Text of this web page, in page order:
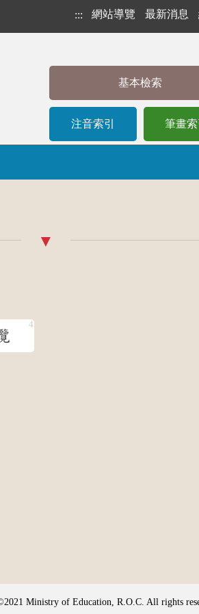
::: 網站導覽 最新消息
基本檢索
注音索引 筆畫索
Ministry of Education, R.O.C. All rights